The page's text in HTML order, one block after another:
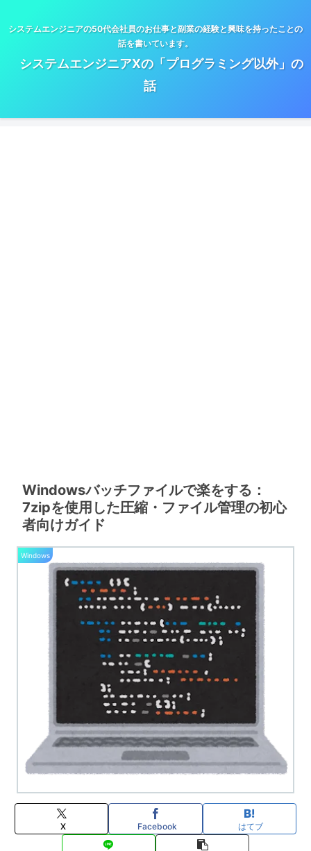
システムエンジニアの50代会社員のお仕事と副業の経験と興味を持ったことの
話を書いています。
システムエンジニアXの「プログラミング以外」の
話
Windowsバッチファイルで楽をする：
7zipを使用した圧縮・ファイル管理の初心
者向けガイド
Windows
X Facebook はてブ